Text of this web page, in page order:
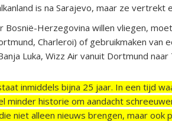
is na Sarajevo, maar ze vertrekt
Bosnië-Herzegovina willen vliegen,
Charleroi) of gebruikmaken van
Luka, Wizz Air vanuit Dortmund naar
inmiddels bijna 25 jaar. In een tijd
minder historie om aandacht
niet alleen nieuws brengen, maar ook